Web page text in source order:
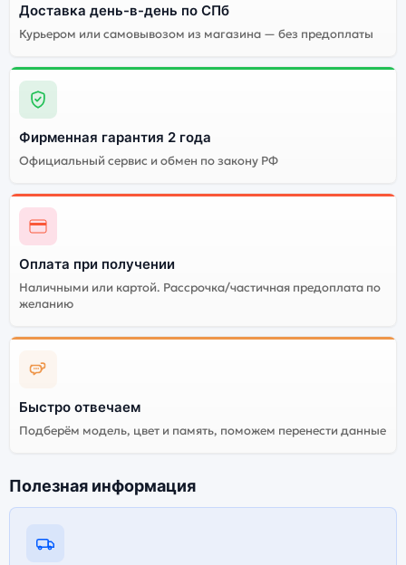
цветов и моделей
Стоимость смартфона
512Gb Pink (Розовый)
смартфона Apple iPhone 16 (Актив) 512Gb Pink
(Розовый). Мы рекомендуем выбирать оригинальной
поддерживает все сервисы. Не оригинальная версия
может стоить дешевле, но корректная работа
сервисов не гарантируется.
Доставка день-в-день по СПб
Курьером или самовывозом из магазина — без предоплаты
Фирменная гарантия 2 года
Официальный сервис и обмен по закону РФ
Оплата при получении
Наличными или картой. Рассрочка/частичная предоплата по
желанию
Быстро отвечаем
Подберём модель, цвет и память, поможем перенести данные
Полезная информация